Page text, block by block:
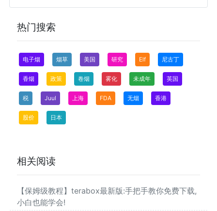
热门搜索
电子烟 烟草 美国 研究 Elf 尼古丁
香烟 政策 卷烟 雾化 未成年 英国
税 Juul 上海 FDA 无烟 香港
股价 日本
相关阅读
【保姆级教程】terabox最新版:手把手教你免费下载,
小白也能学会!